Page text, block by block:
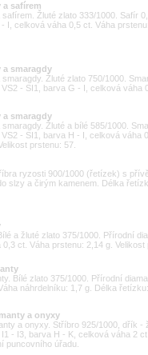
a safírem
Žluté zlato 333/1000. Safír
I, celková váha 0,5 ct. Váha
a smaragdy
Žluté zlato 750/1000.
- SI1, barva G - I, celková váha
a smaragdy
Žluté a bílé 585/1000.
- SI1, barva H - I, celková váha
prstenu: 57.
ryzosti 900/1000 (řetízek) s
slzy a čirým kamenem. Délka
a žluté zlato 375/1000. Přírodní
ct. Váha prstenu: 2,14 g. Velikost
Bílé zlato 375/1000. Přírodní
náhrdelníku: 1,7 g. Délka
a onyxy
a onyxy. Stříbro 925/1000, dřík -
- I3, barva H - K, celková váha 2
puncovního úřadu.